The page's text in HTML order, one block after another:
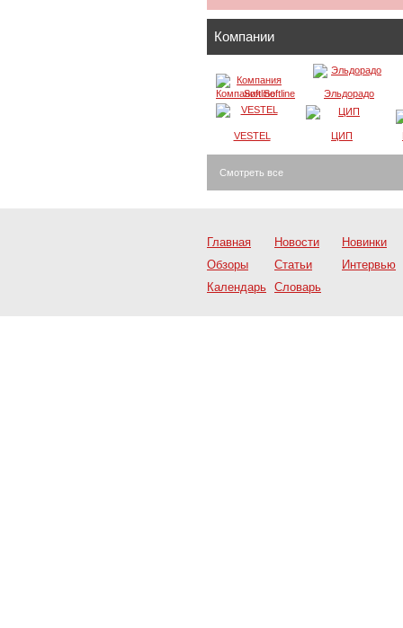
Компании
Компания Softline Эльдорадо
VESTEL ЦИП
Смотреть все
Главная Новости
Новинки
Обзоры
Статьи
Интервью
Календарь Словарь